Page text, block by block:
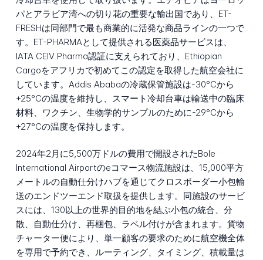
パとアラビア湾への切り花の重要な輸出国であり、ET-
FRESHは同部門で最も商業的に活発な商品ラインの一つで
す。ET-PHARMAとして提供される医薬品サービスは、
IATA CEIV Pharma認証に支えられており、Ethiopian
Cargoをアフリカで初めてこの認定を取得した航空会社に
しています。Addis Ababaの冷蔵保管施設は-30°Cから
+25°Cの温度を維持し、スマート冷却台車は輸送中の臨床
材料、ワクチン、生物学的サンプルのために-29°Cから
+27°Cの温度を保持します。
2024年2月に5,500万ドルの費用で開設されたBole
International Airportのeコマース物流施設は、15,000平方
メートルの自動仕分けハブを通じてクロスボーダー小包輸
送のエンドツーエンド取扱を提供します。同施設のサービ
スには、130以上の世界的目的地を結ぶ小包の統合、分
散、自動仕分け、再梱包、ラベル付けが含まれます。貨物
チャーター便により、単一顧客の要求のために航空機全体
を専用で予約でき、ルーティング、タイミング、積載量は